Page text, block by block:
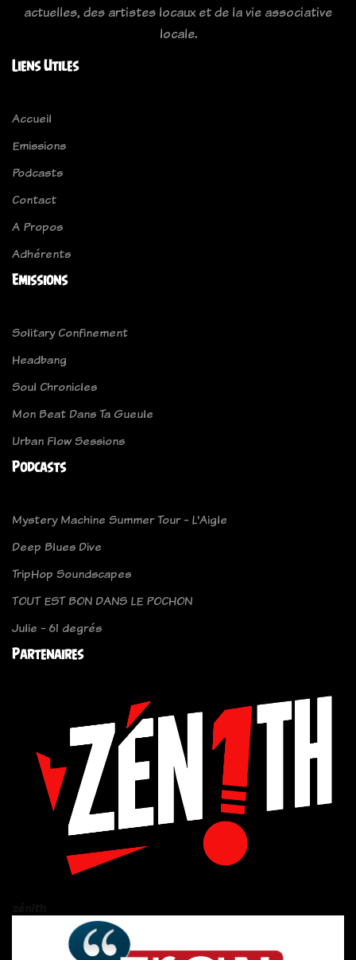
actuelles, des artistes locaux et de la vie associative
locale.
Liens Utiles
Accueil
Emissions
Podcasts
Contact
A Propos
Adhérents
Emissions
Solitary Confinement
Headbang
Soul Chronicles
Mon Beat Dans Ta Gueule
Urban Flow Sessions
Podcasts
Mystery Machine Summer Tour - L'Aigle
Deep Blues Dive
TripHop Soundscapes
TOUT EST BON DANS LE POCHON
Julie - 61 degrés
Partenaires